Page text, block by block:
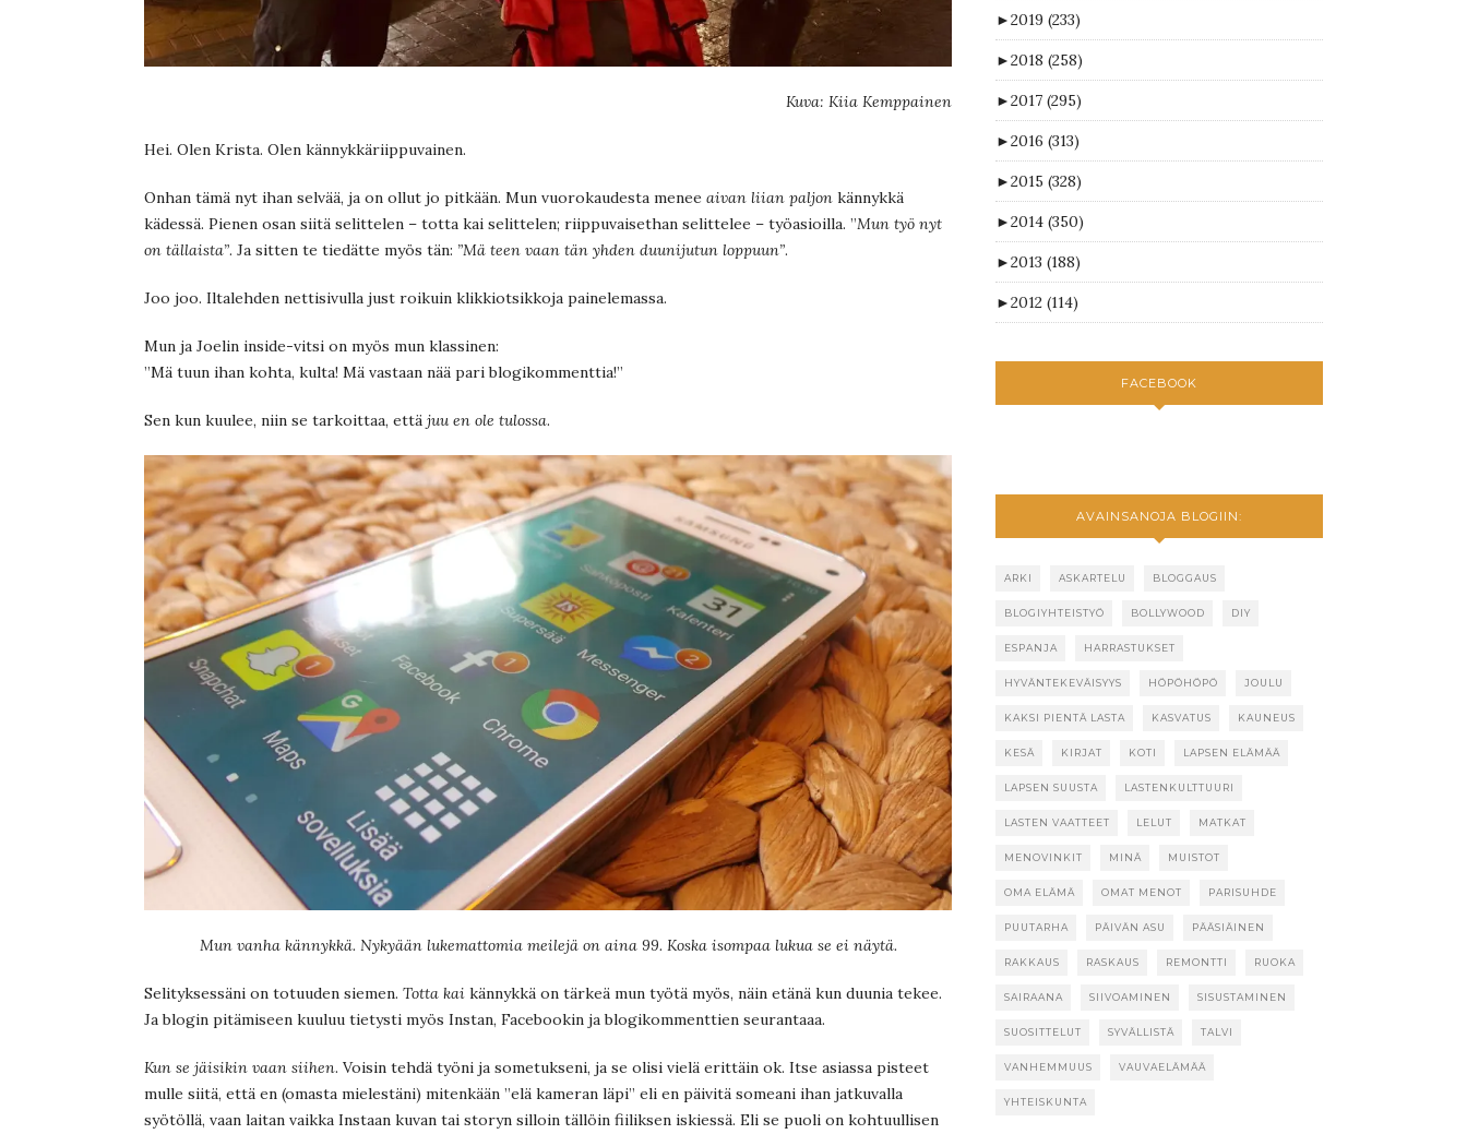
Kuva: Kiia Kemppainen
Hei. Olen Krista. Olen kännykkäriippuvainen.
Onhan tämä nyt ihan selvää, ja on ollut jo pitkään. Mun vuorokaudesta menee aivan liian paljon kännykkä
kädessä. Pienen osan siitä selittelen – totta kai selittelen; riippuvaisethan selittelee – työasioilla. ”Mun työ nyt
on tällaista”. Ja sitten te tiedätte myös tän: ”Mä teen vaan tän yhden duunijutun loppuun”.
Joo joo. Iltalehden nettisivulla just roikuin klikkiotsikkoja painelemassa.
Mun ja Joelin inside-vitsi on myös mun klassinen:
”Mä tuun ihan kohta, kulta! Mä vastaan nää pari blogikommenttia!”
Sen kun kuulee, niin se tarkoittaa, että juu en ole tulossa.
Mun vanha kännykkä. Nykyään lukemattomia meilejä on aina 99. Koska isompaa lukua se ei näytä.
Selityksessäni on totuuden siemen. Totta kai kännykkä on tärkeä mun työtä myös, näin etänä kun duunia tekee.
Ja blogin pitämiseen kuuluu tietysti myös Instan, Facebookin ja blogikommenttien seurantaaa.
Kun se jäisikin vaan siihen. Voisin tehdä työni ja sometukseni, ja se olisi vielä erittäin ok. Itse asiassa pisteet
mulle siitä, että en (omasta mielestäni) mitenkään ”elä kameran läpi” eli en päivitä someani ihan jatkuvalla
syötöllä, vaan laitan vaikka Instaan kuvan tai storyn silloin tällöin fiiliksen iskiessä. Eli se puoli on kohtuullisen
►2019 (233)
►2018 (258)
►2017 (295)
►2016 (313)
►2015 (328)
►2014 (350)
►2013 (188)
►2012 (114)
FACEBOOK
AVAINSANOJA BLOGIIN:
ARKI ASKARTELU BLOGGAUS
BLOGIYHTEISTYÖ BOLLYWOOD DIY
ESPANJA HARRASTUKSET
HYVÄNTEKEVÄISYYS HÖPÖHÖPÖ JOULU
KAKSI PIENTÄ LASTA KASVATUS KAUNEUS
KESÄ KIRJAT KOTI LAPSEN ELÄMÄÄ
LAPSEN SUUSTA LASTENKULTTUURI
LASTEN VAATTEET LELUT MATKAT
MENOVINKIT MINÄ MUISTOT
OMA ELÄMÄ OMAT MENOT PARISUHDE
PUUTARHA PÄIVÄN ASU PÄÄSIÄINEN
RAKKAUS RASKAUS REMONTTI RUOKA
SAIRAANA SIIVOAMINEN SISUSTAMINEN
SUOSITTELUT SYVÄLLISTÄ TALVI
VANHEMMUUS VAUVAELÄMÄÄ
YHTEISKUNTA